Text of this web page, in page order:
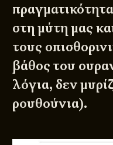
στη μύτη μας
τους
βάθος του
λόγια, δεν
ρουθούνια).